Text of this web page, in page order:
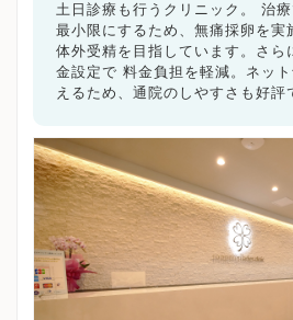
土日診療も行うクリニック。 治
最小限にするため、無痛採卵を実
体外受精を目指しています。さら
金設定で 料金負担を軽減。ネッ
えるため、通院のしやすさも好評